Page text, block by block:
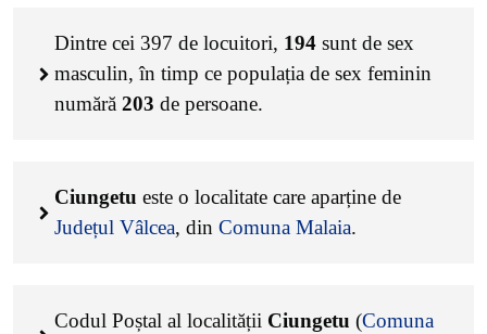
Dintre cei 397 de locuitori, 194 sunt de sex
masculin, în timp ce populația de sex feminin
numără 203 de persoane.
Ciungetu este o localitate care aparține de
Județul Vâlcea, din Comuna Malaia.
Codul Poștal al localității Ciungetu (Comuna